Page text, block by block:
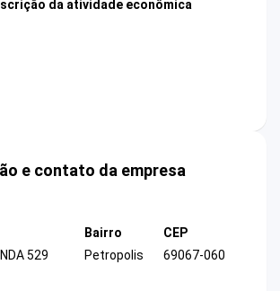
da atividade econômica
e contato da empresa
529
Bairro
Petropolis
CEP
69067-060